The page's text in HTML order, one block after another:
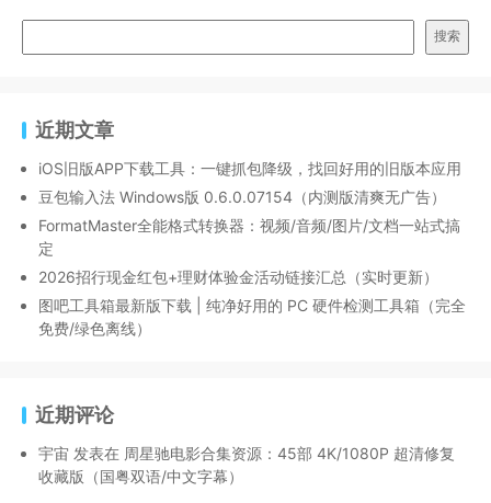
搜索
近期文章
iOS旧版APP下载工具：一键抓包降级，找回好用的旧版本应用
豆包输入法 Windows版 0.6.0.07154（内测版清爽无广告）
FormatMaster全能格式转换器：视频/音频/图片/文档一站式搞
定
2026招行现金红包+理财体验金活动链接汇总（实时更新）
图吧工具箱最新版下载 | 纯净好用的 PC 硬件检测工具箱（完全
免费/绿色离线）
近期评论
宇宙 发表在 周星驰电影合集资源：45部 4K/1080P 超清修复
收藏版（国粤双语/中文字幕）